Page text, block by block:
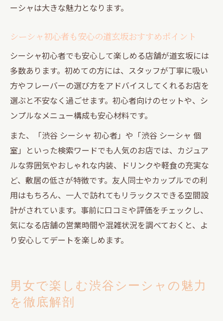
ーシャは大きな魅力となります。
シーシャ初心者も安心の道玄坂おすすめポイント
シーシャ初心者でも安心して楽しめる店舗が道玄坂には
多数あります。初めての方には、スタッフが丁寧に吸い
方やフレーバーの選び方をアドバイスしてくれるお店を
選ぶと不安なく過ごせます。初心者向けのセットや、シ
ンプルなメニュー構成も安心材料です。
また、「渋谷 シーシャ 初心者」や「渋谷 シーシャ 個
室」といった検索ワードでも人気のお店では、カジュア
ルな雰囲気やおしゃれな内装、ドリンクや軽食の充実な
ど、敷居の低さが特徴です。友人同士やカップルでの利
用はもちろん、一人で訪れてもリラックスできる空間設
計がされています。事前に口コミや評価をチェックし、
気になる店舗の営業時間や混雑状況を調べておくと、よ
り安心してデートを楽しめます。
男女で楽しむ渋谷シーシャの魅力
を徹底解剖